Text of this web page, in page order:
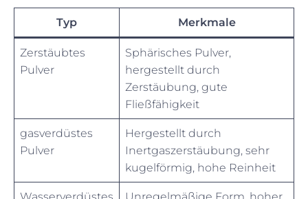
Typ Merkmale
Zerstäubtes
Pulver
Sphärisches Pulver,
hergestellt durch
Zerstäubung, gute
Fließfähigkeit
gasverdüstes
Pulver
Hergestellt durch
Inertgaszerstäubung, sehr
kugelförmig, hohe Reinheit